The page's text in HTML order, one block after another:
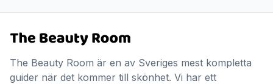
The Beauty Room är en av Sveriges mest kompletta
guider när det kommer till skönhet. Vi har ett